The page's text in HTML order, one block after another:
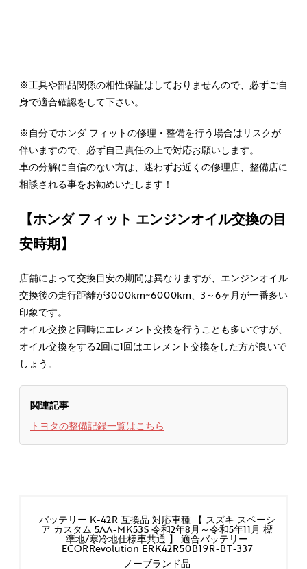
※工具や部品関係の相性保証はしておりませんので、必ずご自
身で適合確認をして下さい。
※自分でホンダ フィットの修理・整備を行う場合はリスクが
伴いますので、必ず自己責任の上で対応お願いします。
車の分解に自信のない方は、迷わずお近くの修理店、整備店に
相談される事をお勧めいたします！
【ホンダ フィット エンジンオイル交換の目
安時期】
店舗によって交換目安の期間は異なりますが、エンジンオイル
交換後の走行距離が3000km~6000km、3～6ヶ月が一番多い
印象です。
オイル交換と同時にエレメント交換を行うことも多いですが、
オイル交換をする2回に1回はエレメント交換をした方が良いで
しょう。
関連記事
トヨタの整備記録一覧はこちら
バッテリー K-42R 互換品 対応車種 【 スズキ スペーシ
ア カスタム 5AA-MK53S 令和2年8月～令和5年11月 標
準地/寒冷地仕様車共通 】 適合バッテリー
ECORRevolution ERK42R50B19R-BT-337
ノーブランド品